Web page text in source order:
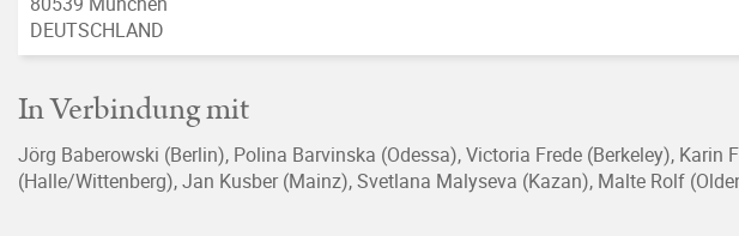
DEUTSCHLAND
In Verbindung mit
Jörg Baberowski (Berlin), Polina Barvinska (Odessa), Victoria Frede (Berkeley),
(Halle/Wittenberg), Jan Kusber (Mainz), Svetlana Malyseva (Kazan), Malte Rolf